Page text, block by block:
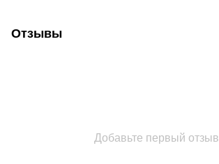
Отзывы
Добавьте первый отзыв